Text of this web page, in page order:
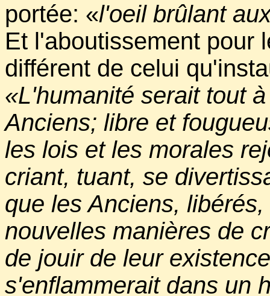
portée: «l'oeil brûlant
Et l'aboutissement pour
différent de celui
«L'humanité serait tout
Anciens; libre et
les lois et les morales
criant, tuant, se
que les Anciens,
nouvelles manières de
de jouir de leur
s'enflammerait dans un